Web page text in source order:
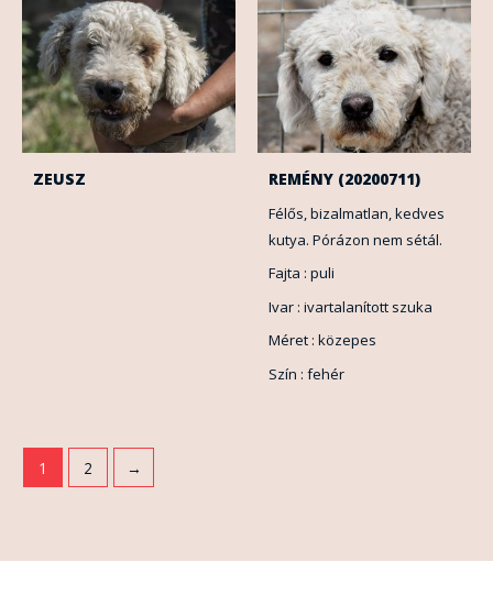
ZEUSZ REMÉNY (20200711)
Félős, bizalmatlan, kedves
kutya. Pórázon nem sétál.
Fajta : puli
Ivar : ivartalanított szuka
Méret : közepes
Szín : fehér
1 2 →